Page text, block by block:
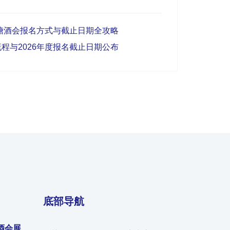
会报名方式与截止日期全攻略
与2026年度报名截止日期公布
会展
底部导航